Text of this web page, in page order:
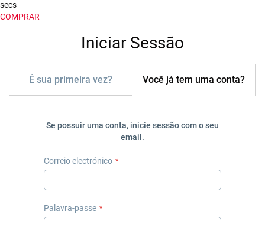
secs
COMPRAR
Iniciar Sessão
É sua primeira vez? Você já tem uma conta?
Se possuir uma conta, inicie sessão com o seu
email.
Correio electrónico
Palavra-passe